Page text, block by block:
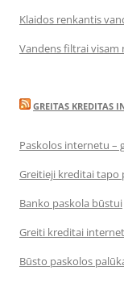
Klaidos renkantis
Vandens filtrai visam
GREITAS KREDITAS
Paskolos internetu –
Greitieji kreditai tapo
Banko paskola būstui
Greiti kreditai
Būsto paskolos